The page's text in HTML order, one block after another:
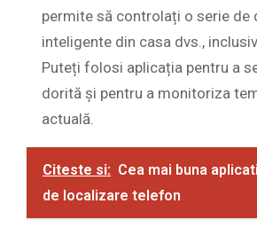
permite să controlați o serie de
inteligente din casa dvs.,
Puteți folosi aplicația pentru a
dorită și pentru a monitoriza
actuală.
Citeste si: Cea mai buna
de localizare telefon